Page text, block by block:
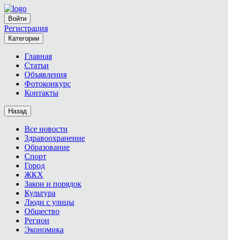
Войти
Регистрация
Категории
Главная
Статьи
Объявления
Фотоконкурс
Контакты
Назад
Все новости
Здравоохранение
Образование
Спорт
Город
ЖКХ
Закон и порядок
Культура
Люди с улицы
Общество
Регион
Экономика